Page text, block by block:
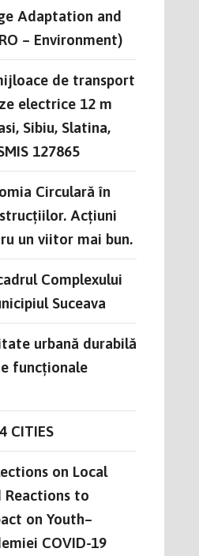
Adaptation and
– Environment)
de transport
electrice 12 m
Sibiu, Slatina,
127865
Circulară în
Acțiuni
un viitor mai bun.
Complexului
Suceava
urbană durabilă
funcționale
CITIES
on Local
Reactions to
on Youth–
COVID-19